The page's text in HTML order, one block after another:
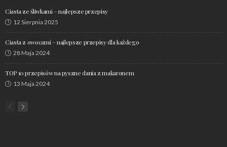
Ciasta ze śliwkami – najlepsze przepisy
12 Sierpnia 2025
Ciasta z owocami – najlepsze przepisy dla każdego
28 Maja 2024
TOP 10 przepisów na pyszne dania z makaronem
13 Maja 2024